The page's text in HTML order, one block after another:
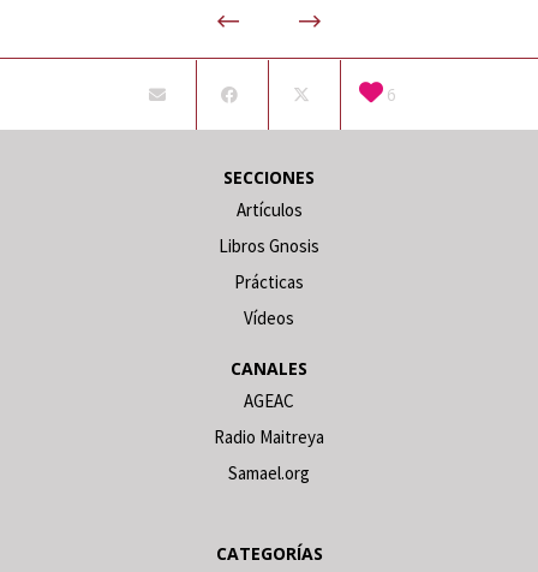
6
SECCIONES
Artículos
Libros Gnosis
Prácticas
Vídeos
CANALES
AGEAC
Radio Maitreya
Samael.org
CATEGORÍAS